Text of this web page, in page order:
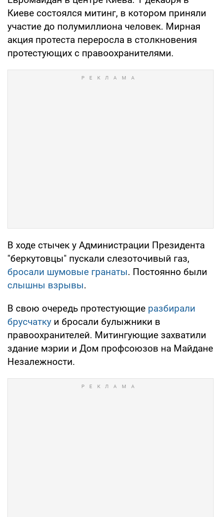
Киеве состоялся митинг, в котором приняли
участие до полумиллиона человек. Мирная
акция протеста переросла в столкновения
протестующих с правоохранителями.
В ходе стычек у Администрации Президента
"беркутовцы" пускали слезоточивый газ,
бросали шумовые гранаты. Постоянно были
слышны взрывы.
В свою очередь протестующие разбирали
брусчатку и бросали булыжники в
правоохранителей. Митингующие захватили
здание мэрии и Дом профсоюзов на Майдане
Незалежности.